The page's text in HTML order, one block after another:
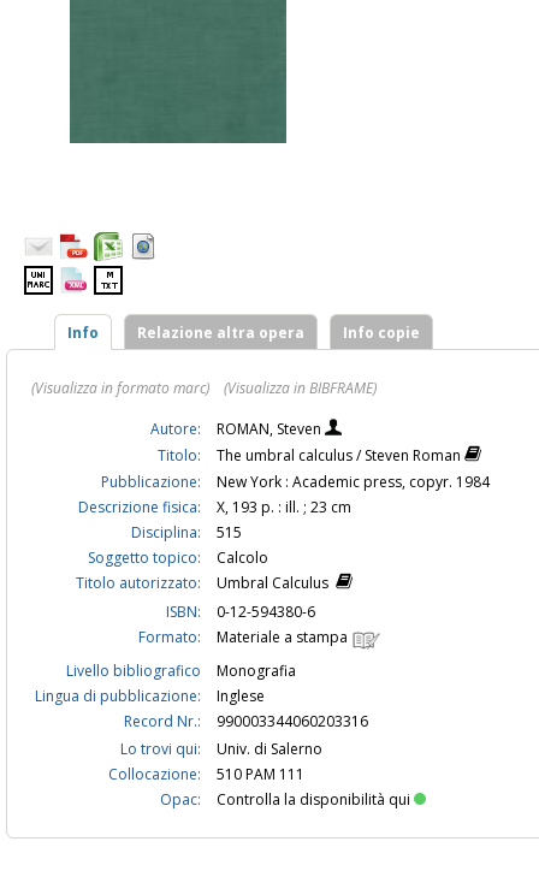
Info Relazione altra opera Info copie
(Visualizza in formato marc)
(Visualizza in BIBFRAME)
Autore:
ROMAN, Steven
Titolo:
The umbral calculus / Steven Roman
Pubblicazione:
New York : Academic press, copyr. 1984
Descrizione fisica:
X, 193 p. : ill. ; 23 cm
Disciplina:
515
Soggetto topico:
Calcolo
Titolo autorizzato:
Umbral Calculus
ISBN:
0-12-594380-6
Formato:
Materiale a stampa
Livello bibliografico
Monografia
Lingua di pubblicazione:
Inglese
Record Nr.:
990003344060203316
Lo trovi qui:
Univ. di Salerno
Collocazione:
510 PAM 111
Opac:
Controlla la disponibilità qui